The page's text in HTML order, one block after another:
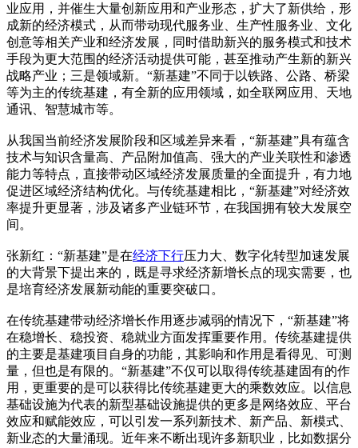
业应用，并催生大量创新应用和产业形态，扩大了新供给，形
成新的经济模式，从而带动现代服务业、生产性服务业、文化
创意等相关产业和经济发展，同时借助新兴的服务模式和技术
手段为更大范围的经济活动提供可能，甚至推动产生新的新兴
战略产业；三是领域新。“新基建”不同于以铁路、公路、桥梁
等为主的传统基建，有全新的应用领域，如全联网应用、天地
通讯、智慧城市等。
从我国当前经济发展阶段和区域差异来看，“新基建”具有蕴含
技术与知识含量高、产品附加值高、强大的产业关联性和渗透
能力等特点，直接带动区域经济发展质量的全面提升，有力地
促进区域经济结构优化。与传统基建相比，“新基建”对经济效
率提升更显著，涉及诸多产业链环节，在我国拥有较大发展空
间。
张新红：“新基建”是在经济下行压力大、数字化转型加速发展
的大背景下提出来的，既是寻求经济新增长点的现实需要，也
是培育经济发展新动能的重要突破口。
在传统基建带动经济增长作用逐步减弱的情况下，“新基建”将
在稳增长、稳投资、稳就业方面发挥重要作用。传统基建提供
的主要是基建项目自身的功能，其影响和作用是看得见、可测
量，但也是有限的。“新基建”不仅可以取得传统基建固有的作
用，更重要的是可以获得比传统基建更大的乘数效应。以信息
基础设施为代表的新型基础设施提供的更多是网络效应、平台
效应和赋能效应，可以引发一系列新技术、新产品、新模式、
新业态的大量涌现。近年来不断出现许多新职业，比如数据分